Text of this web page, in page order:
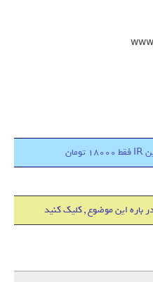
باره این موضوع , کلیک کنید